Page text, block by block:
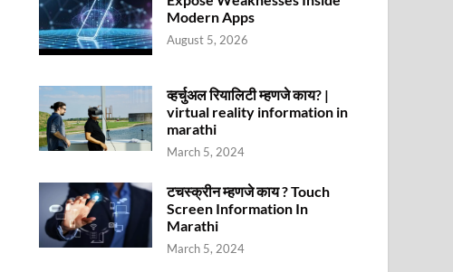
Modern Apps
August 5, 2026
व्हर्चुअल रियालिटी म्हणजे काय? |
virtual reality information in
marathi
March 5, 2024
टचस्क्रीन म्हणजे काय ? Touch
Screen Information In
Marathi
March 5, 2024